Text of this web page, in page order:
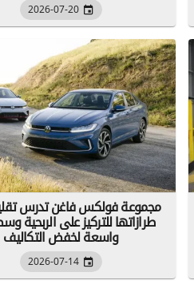
2026-07-20
مجموعة فولكس فاغن تدرس
طرازاتها للتركيز على الربحية
واسعة لخفض التكاليف
2026-07-14